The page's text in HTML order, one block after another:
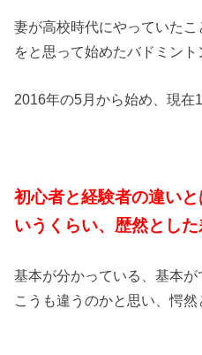
妻が高校時代にやっていた
をと思って始めたバドミント
2016年の5月から始め、現在
初心者と経験者の違い
いうくらい、歴然とした
基本が分かっている、基本が
こうも違うのかと思い、愕然